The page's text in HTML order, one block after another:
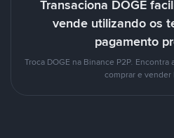
Transaciona DOGE
vende utilizando os
pagamento
Troca DOGE na Binance P2P.
comprar e vender